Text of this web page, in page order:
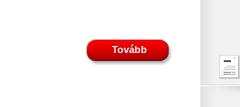
Tovább